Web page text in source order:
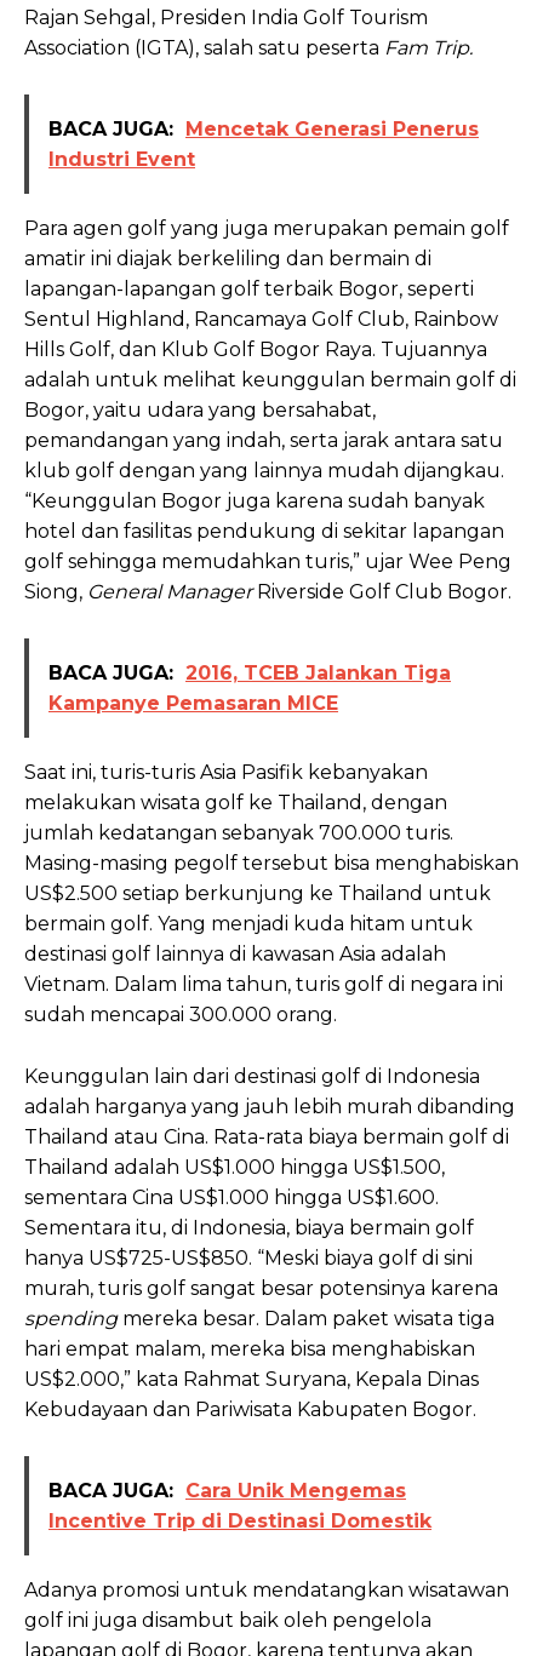
Rajan Sehgal, Presiden India Golf Tourism
Association (IGTA), salah satu peserta Fam Trip.
BACA JUGA: Mencetak Generasi Penerus
Industri Event
Para agen golf yang juga merupakan pemain golf
amatir ini diajak berkeliling dan bermain di
lapangan-lapangan golf terbaik Bogor, seperti
Sentul Highland, Rancamaya Golf Club, Rainbow
Hills Golf, dan Klub Golf Bogor Raya. Tujuannya
adalah untuk melihat keunggulan bermain golf di
Bogor, yaitu udara yang bersahabat,
pemandangan yang indah, serta jarak antara satu
klub golf dengan yang lainnya mudah dijangkau.
“Keunggulan Bogor juga karena sudah banyak
hotel dan fasilitas pendukung di sekitar lapangan
golf sehingga memudahkan turis,” ujar Wee Peng
Siong, General ManagerRiverside Golf Club Bogor.
BACA JUGA: 2016, TCEB Jalankan Tiga
Kampanye Pemasaran MICE
Saat ini, turis-turis Asia Pasifik kebanyakan
melakukan wisata golf ke Thailand, dengan
jumlah kedatangan sebanyak 700.000 turis.
Masing-masing pegolf tersebut bisa menghabiskan
US$2.500 setiap berkunjung ke Thailand untuk
bermain golf. Yang menjadi kuda hitam untuk
destinasi golf lainnya di kawasan Asia adalah
Vietnam. Dalam lima tahun, turis golf di negara ini
sudah mencapai 300.000 orang.
Keunggulan lain dari destinasi golf di Indonesia
adalah harganya yang jauh lebih murah dibanding
Thailand atau Cina. Rata-rata biaya bermain golf di
Thailand adalah US$1.000 hingga US$1.500,
sementara Cina US$1.000 hingga US$1.600.
Sementara itu, di Indonesia, biaya bermain golf
hanya US$725-US$850. “Meski biaya golf di sini
murah, turis golf sangat besar potensinya karena
spendingmereka besar. Dalam paket wisata tiga
hari empat malam, mereka bisa menghabiskan
US$2.000,” kata Rahmat Suryana, Kepala Dinas
Kebudayaan dan Pariwisata Kabupaten Bogor.
BACA JUGA: Cara Unik Mengemas
Incentive Trip di Destinasi Domestik
Adanya promosi untuk mendatangkan wisatawan
golf ini juga disambut baik oleh pengelola
lapangan golf di Bogor, karena tentunya akan